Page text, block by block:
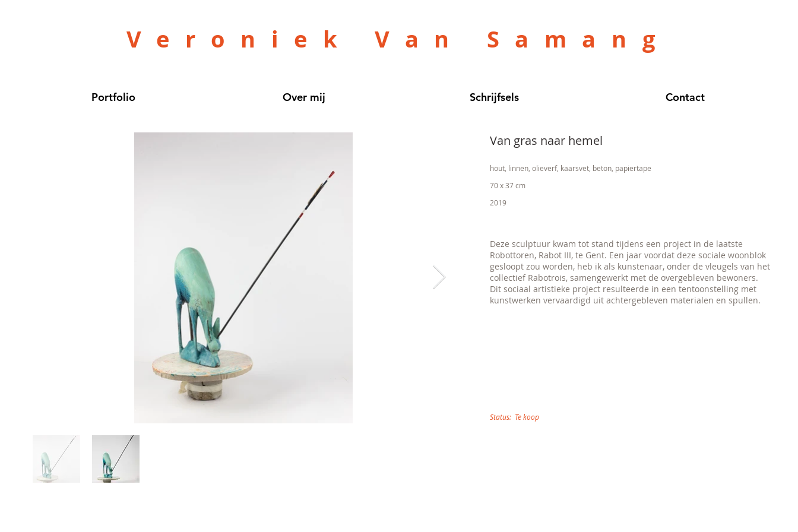
Veroniek Van Samang
Portfolio Over mij Schrijfsels Contact
Van gras naar hemel
hout, linnen, olieverf, kaarsvet, beton, papiertape
70 x 37 cm
2019
Deze sculptuur kwam tot stand tijdens een project in de laatste
Robottoren, Rabot III, te Gent. Een jaar voordat deze sociale woonblok
gesloopt zou worden, heb ik als kunstenaar, onder de vleugels van het
collectief Rabotrois, samengewerkt met de overgebleven bewoners.
Dit sociaal artistieke project resulteerde in een tentoonstelling met
kunstwerken vervaardigd uit achtergebleven materialen en spullen.
Status: Te koop